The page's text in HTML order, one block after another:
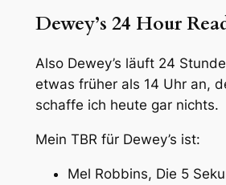
Dewey’s 24 Hour
Also Dewey’s läuft 24
etwas früher als 14 Uhr an,
schaffe ich heute gar nichts.
Mein TBR für Dewey’s ist:
Mel Robbins, Die 5